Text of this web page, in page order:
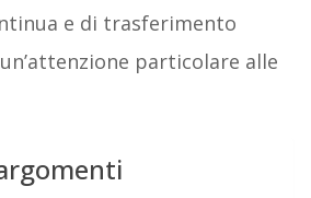
e di trasferimento
particolare alle